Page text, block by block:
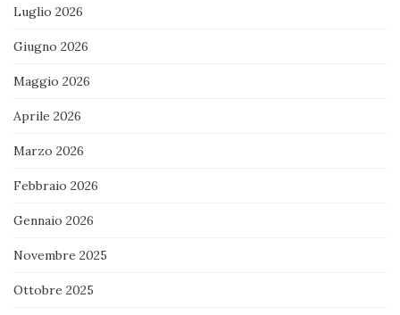
Luglio 2026
Giugno 2026
Maggio 2026
Aprile 2026
Marzo 2026
Febbraio 2026
Gennaio 2026
Novembre 2025
Ottobre 2025